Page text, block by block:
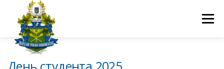
Меню
ПРО НАС